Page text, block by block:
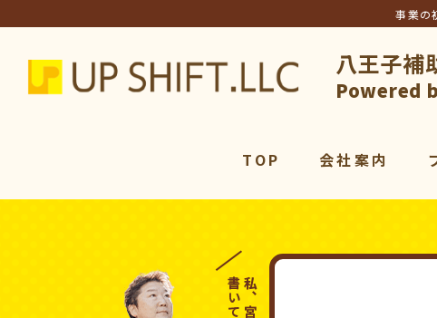
事業の
アップシ
八王子補
Powered
TOP 会社案内